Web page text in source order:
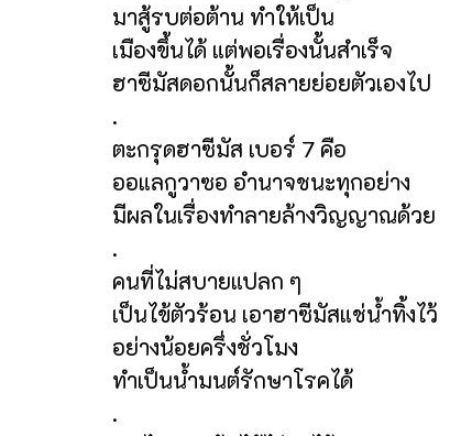
มาสู้รบต่อต้าน ทำให้เป็น
เมืองขึ้นได้ แต่พอเรื่องนั้นสำเร็จ
ฮาซีมัสดอกนั้นก็สลายย่อยตัวเองไป
.
ตะกรุดฮาซีมัส เบอร์ 7 คือ
ออแลกูวาซอ อำนาจชนะทุกอย่าง
มีผลในเรื่องทำลายล้างวิญญาณด้วย
.
คนที่ไม่สบายแปลก ๆ
เป็นไข้ตัวร้อน เอาฮาซีมัสแช่น้ำทิ้งไว้
อย่างน้อยครึ่งชั่วโมง
ทำเป็นน้ำมนต์รักษาโรคได้
.